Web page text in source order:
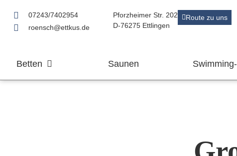
07243/7402954
roensch@ettkus.de
Pforzheimer Str. 202
D-76275 Ettlingen
Route zu uns
Betten Saunen